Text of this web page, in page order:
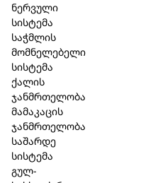
ნერვული
სისტემა
საჭმლის
მომნელებელი
სისტემა
ქალის
ჯანმრთელობა
მამაკაცის
ჯანმრთელობა
საშარდე
სისტემა
გულ-
სპორტული
აპრილი 6, 2023